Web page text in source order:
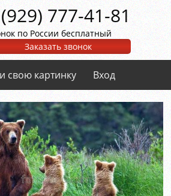
777-41-81
по России бесплатный
Заказать звонок
свою картинку Вход